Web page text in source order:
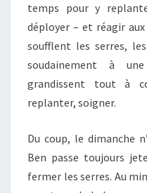
temps pour y
déployer – et réagir
soufflent les serres,
soudainement à
grandissent tout à
replanter, soigner.
Du coup, le dimanche
Ben passe toujours
fermer les serres. Au